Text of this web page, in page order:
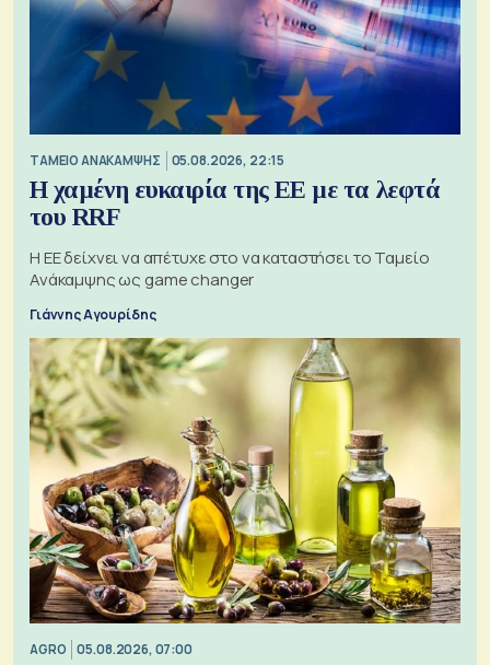
ΤΑΜΕΙΟ ΑΝΑΚΑΜΨΗΣ 05.08.2026, 22:15
Η χαμένη ευκαιρία της ΕΕ με τα λεφτά
του RRF
Η ΕΕ δείχνει να απέτυχε στο να καταστήσει το Ταμείο
Ανάκαμψης ως game changer
Γιάννης Αγουρίδης
AGRO 05.08.2026, 07:00